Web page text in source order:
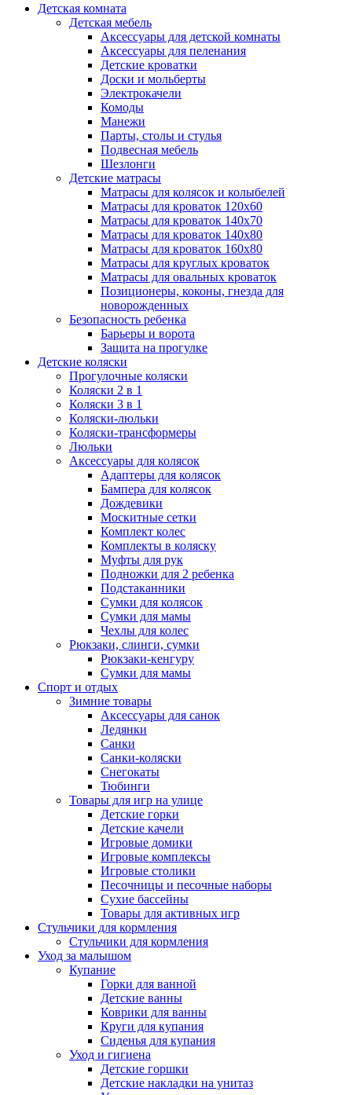
Детская комната
Детская мебель
Аксессуары для детской комнаты
Аксессуары для пеленания
Детские кроватки
Доски и мольберты
Электрокачели
Комоды
Манежи
Парты, столы и стулья
Подвесная мебель
Шезлонги
Детские матрасы
Матрасы для колясок и колыбелей
Матрасы для кроваток 120х60
Матрасы для кроваток 140х70
Матрасы для кроваток 140х80
Матрасы для кроваток 160х80
Матрасы для круглых кроваток
Матрасы для овальных кроваток
Позиционеры, коконы, гнезда для
новорожденных
Безопасность ребенка
Барьеры и ворота
Защита на прогулке
Детские коляски
Прогулочные коляски
Коляски 2 в 1
Коляски 3 в 1
Коляски-люльки
Коляски-трансформеры
Люльки
Аксессуары для колясок
Адаптеры для колясок
Бампера для колясок
Дождевики
Москитные сетки
Комплект колес
Комплекты в коляску
Муфты для рук
Подножки для 2 ребенка
Подстаканники
Сумки для колясок
Сумки для мамы
Чехлы для колес
Рюкзаки, слинги, сумки
Рюкзаки-кенгуру
Сумки для мамы
Спорт и отдых
Зимние товары
Аксессуары для санок
Ледянки
Санки
Санки-коляски
Снегокаты
Тюбинги
Товары для игр на улице
Детские горки
Детские качели
Игровые домики
Игровые комплексы
Игровые столики
Песочницы и песочные наборы
Сухие бассейны
Товары для активных игр
Стульчики для кормления
Стульчики для кормления
Уход за малышом
Купание
Горки для ванной
Детские ванны
Коврики для ванны
Круги для купания
Сиденья для купания
Уход и гигиена
Детские горшки
Детские накладки на унитаз